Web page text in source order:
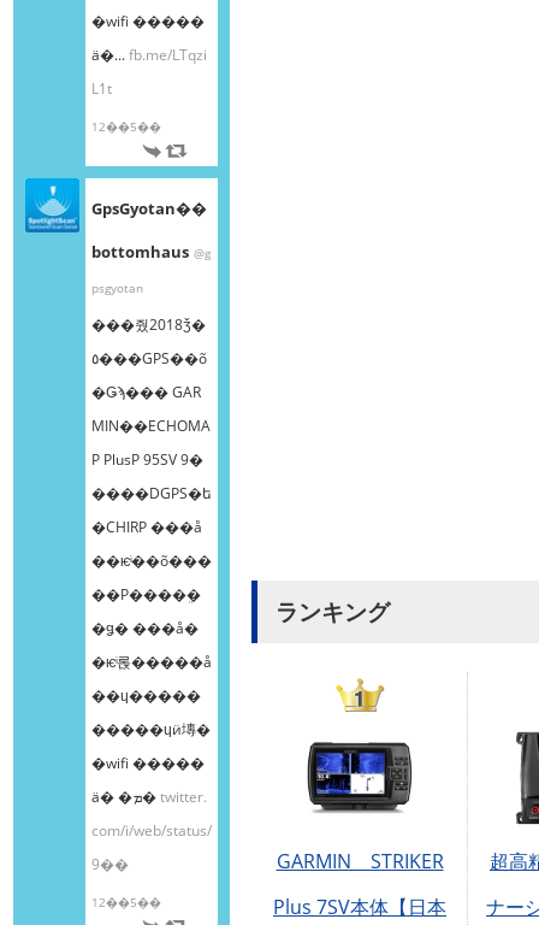
�wifi �����
ä�...fb.me/LTqzi
L1t
12��5��
GpsGyotan��
bottomhaus @g
psgyotan
���줬2018ǯ�
٥���GPS��õ
�Ǥϡ��� GAR
MIN��ECHOMA
P PlusP 95SV 9�
����DGPS�ե
�CHIRP ���å
��ѥͥ��õ���
��Ρ����ܸ�
�ǥ� ���å�
�ѥͥ롡�����å
��ɥ�����
�����ɥӥ塼�
�wifi �����
ä� �ܡ�twitter.
com/i/web/status/
9��
12��5��
ランキング
GARMIN STRIKER
Plus 7SV本体【日本
超高
ナー